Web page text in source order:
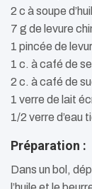
2 c à soupe
7 g de levure
1 pincée de
1 c. à café de sel
2 c. à café de
1 verre de lait
1/2 verre d’eau
Préparation :
Dans un bol,